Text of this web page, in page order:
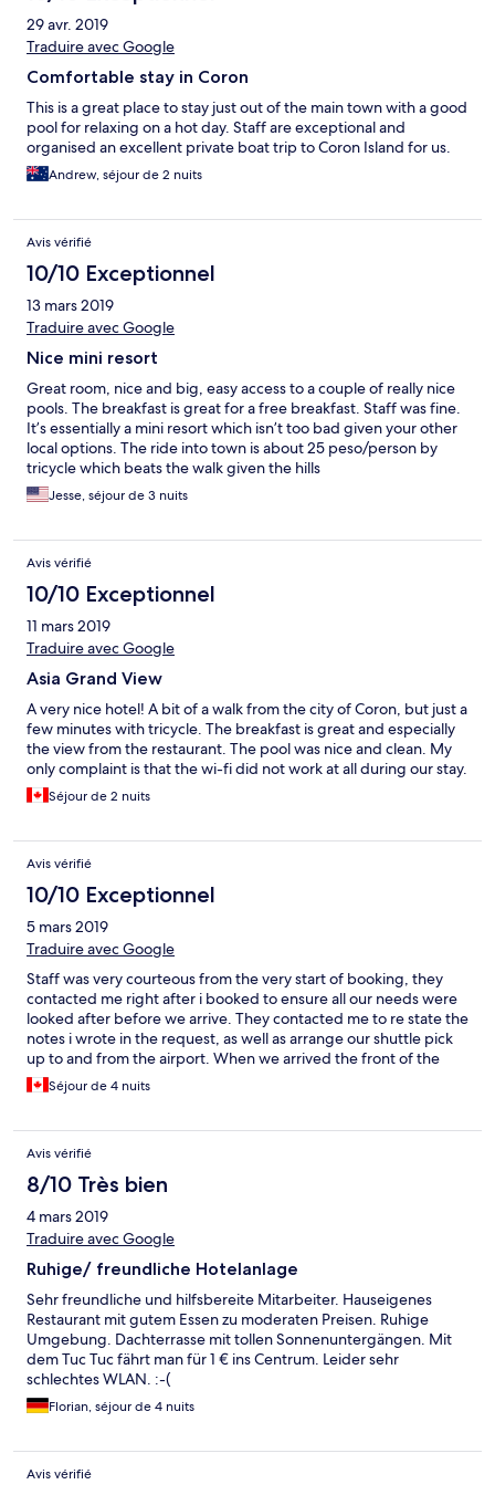
29 avr. 2019
Traduire avec Google
Comfortable stay in Coron
This is a great place to stay just out of the main town with a good
pool for relaxing on a hot day. Staff are exceptional and
organised an excellent private boat trip to Coron Island for us.
Andrew, séjour de 2 nuits
Avis vérifié
10/10 Exceptionnel
13 mars 2019
Traduire avec Google
Nice mini resort
Great room, nice and big, easy access to a couple of really nice
pools. The breakfast is great for a free breakfast. Staff was fine.
It’s essentially a mini resort which isn’t too bad given your other
local options. The ride into town is about 25 peso/person by
tricycle which beats the walk given the hills
Jesse, séjour de 3 nuits
Avis vérifié
10/10 Exceptionnel
11 mars 2019
Traduire avec Google
Asia Grand View
A very nice hotel! A bit of a walk from the city of Coron, but just a
few minutes with tricycle. The breakfast is great and especially
the view from the restaurant. The pool was nice and clean. My
only complaint is that the wi-fi did not work at all during our stay.
Séjour de 2 nuits
Avis vérifié
10/10 Exceptionnel
5 mars 2019
Traduire avec Google
Staff was very courteous from the very start of booking, they
contacted me right after i booked to ensure all our needs were
looked after before we arrive. They contacted me to re state the
notes i wrote in the request, as well as arrange our shuttle pick
up to and from the airport. When we arrived the front of the
resort needed a little updating, but once you get in and see the
amazing view, it's like you're transported to whole different
stood out were Miran (not sure of spelling) & Kate. They were
always prompt in greeting and preparing our table as well as
being informative in the excursions and tours the resort offered.
Would definitely recommend.
Séjour de 4 nuits
Avis vérifié
8/10 Très bien
4 mars 2019
Traduire avec Google
Ruhige/ freundliche Hotelanlage
Sehr freundliche und hilfsbereite Mitarbeiter. Hauseigenes
Restaurant mit gutem Essen zu moderaten Preisen. Ruhige
Umgebung. Dachterrasse mit tollen Sonnenuntergängen. Mit
dem Tuc Tuc fährt man für 1 € ins Centrum. Leider sehr
schlechtes WLAN. :-(
Florian, séjour de 4 nuits
Avis vérifié